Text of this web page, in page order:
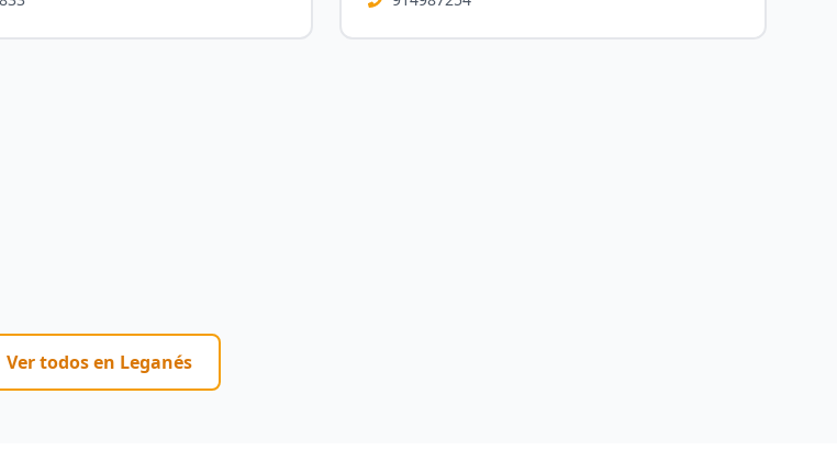
Ver todos en Leganés